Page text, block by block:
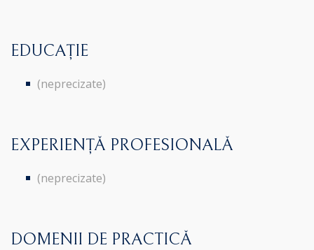
EDUCAȚIE
(neprecizate)
EXPERIENȚĂ PROFESIONALĂ
(neprecizate)
DOMENII DE PRACTICĂ